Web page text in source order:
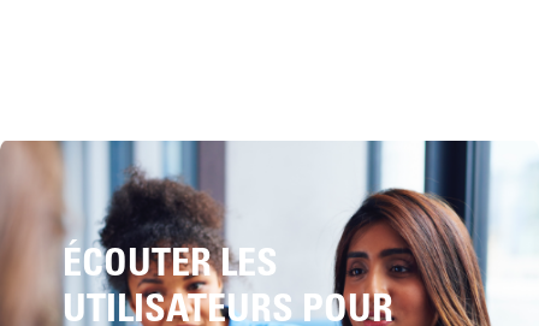
ÉCOUTER LES
UTILISATEURS POUR